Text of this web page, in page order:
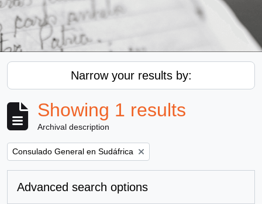
Narrow your results by:
Showing 1 results
Archival description
Remove filter:
Consulado General en Sudáfrica
Advanced search options